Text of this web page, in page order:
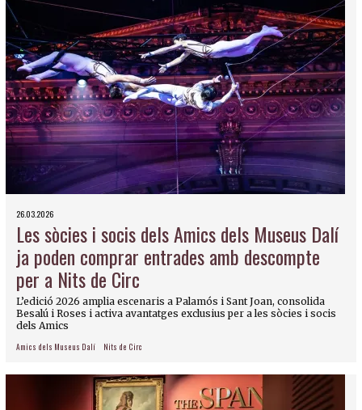
26.03.2026
Les sòcies i socis dels Amics dels Museus Dalí
ja poden comprar entrades amb descompte
per a Nits de Circ
L’edició 2026 amplia escenaris a Palamós i Sant Joan, consolida
Besalú i Roses i activa avantatges exclusius per a les sòcies i socis
dels Amics
Amics dels Museus Dalí Nits de Circ